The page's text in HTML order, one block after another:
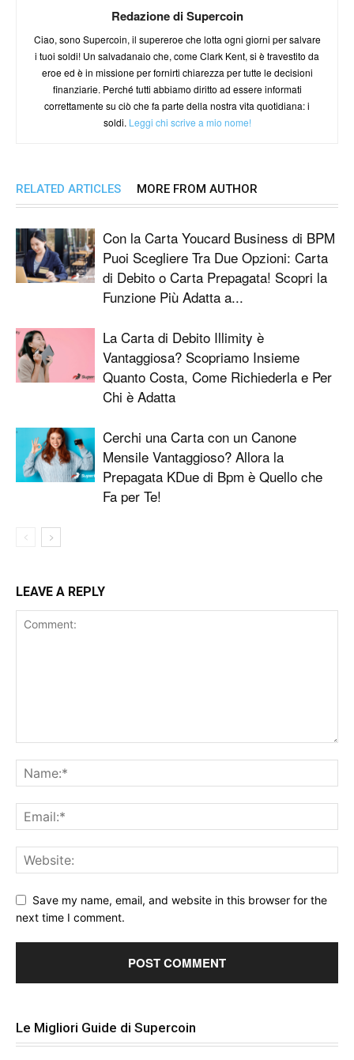
Redazione di Supercoin
Ciao, sono Supercoin, il supereroe che lotta ogni giorni per salvare
i tuoi soldi! Un salvadanaio che, come Clark Kent, si è travestito da
eroe ed è in missione per fornirti chiarezza per tutte le decisioni
finanziarie. Perché tutti abbiamo diritto ad essere informati
correttamente su ciò che fa parte della nostra vita quotidiana: i
soldi. Leggi chi scrive a mio nome!
RELATED ARTICLES MORE FROM AUTHOR
Con la Carta Youcard Business di BPM
Puoi Scegliere Tra Due Opzioni: Carta
di Debito o Carta Prepagata! Scopri la
Funzione Più Adatta a...
La Carta di Debito Illimity è
Vantaggiosa? Scopriamo Insieme
Quanto Costa, Come Richiederla e Per
Chi è Adatta
Cerchi una Carta con un Canone
Mensile Vantaggioso? Allora la
Prepagata KDue di Bpm è Quello che
Fa per Te!
LEAVE A REPLY
Save my name, email, and website in this browser for the
next time I comment.
Le Migliori Guide di Supercoin